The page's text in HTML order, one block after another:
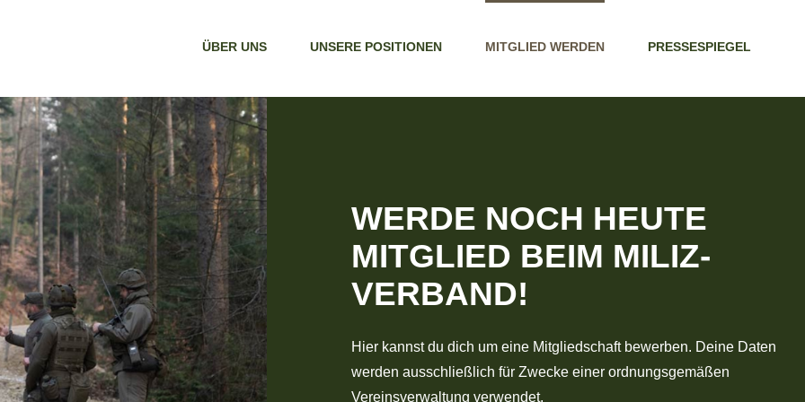
ÜBER UNS UNSERE POSITIONEN MITGLIED WERDEN PRESSESPIEGEL
WERDE NOCH HEUTE
MITGLIED BEIM MILIZ­
VERBAND!
Hier kannst du dich um eine Mitgliedschaft bewerben. Deine Daten
werden ausschließlich für Zwecke einer ordnungsgemäßen
Vereinsverwaltung verwendet.